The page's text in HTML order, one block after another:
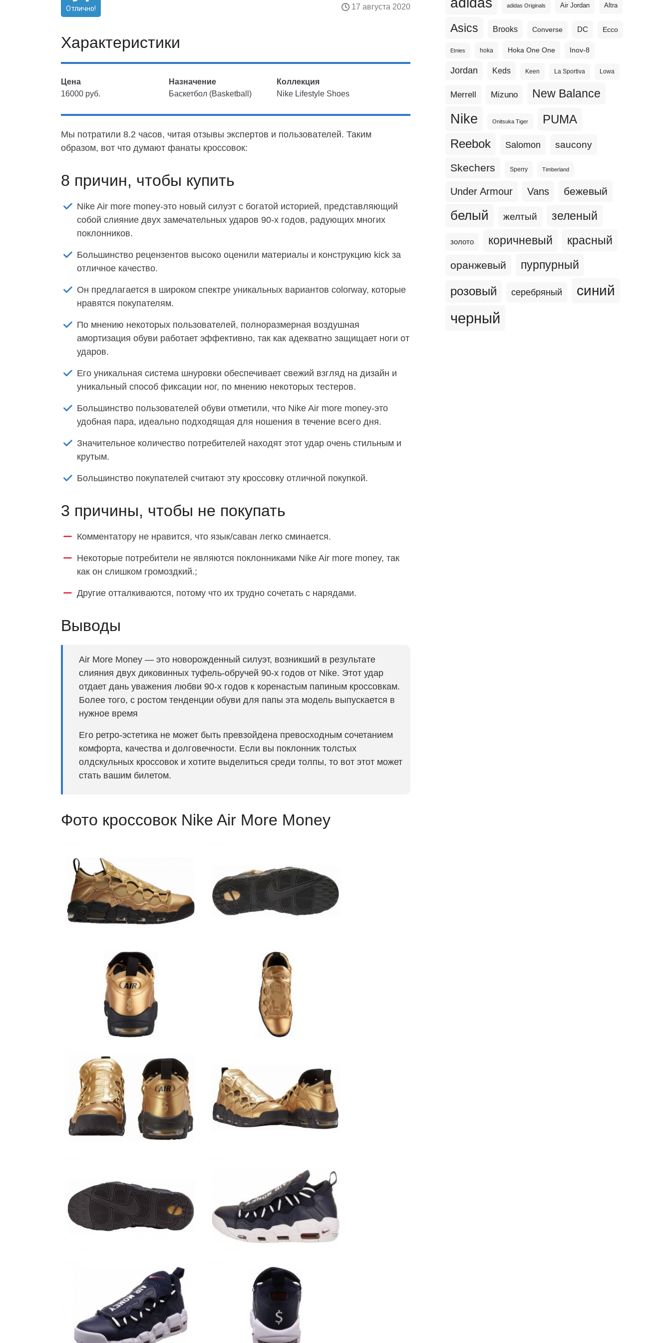
Отлично! 17 августа 2020
Характеристики
Цена
16000 руб.
Назначение
Баскетбол (Basketball)
Коллекция
Nike Lifestyle Shoes
Мы потратили 8.2 часов, читая отзывы экспертов и пользователей. Таким
образом, вот что думают фанаты кроссовок:
8 причин, чтобы купить
Nike Air more money-это новый силуэт с богатой историей, представляющий
собой слияние двух замечательных ударов 90-х годов, радующих многих
поклонников.
Большинство рецензентов высоко оценили материалы и конструкцию kick за
отличное качество.
Он предлагается в широком спектре уникальных вариантов colorway, которые
нравятся покупателям.
По мнению некоторых пользователей, полноразмерная воздушная
амортизация обуви работает эффективно, так как адекватно защищает ноги от
ударов.
Его уникальная система шнуровки обеспечивает свежий взгляд на дизайн и
уникальный способ фиксации ног, по мнению некоторых тестеров.
Большинство пользователей обуви отметили, что Nike Air more money-это
удобная пара, идеально подходящая для ношения в течение всего дня.
Значительное количество потребителей находят этот удар очень стильным и
крутым.
Большинство покупателей считают эту кроссовку отличной покупкой.
3 причины, чтобы не покупать
Комментатору не нравится, что язык/саван легко сминается.
Некоторые потребители не являются поклонниками Nike Air more money, так
как он слишком громоздкий.;
Другие отталкиваются, потому что их трудно сочетать с нарядами.
Выводы
Air More Money — это новорожденный силуэт, возникший в результате
слияния двух диковинных туфель-обручей 90-х годов от Nike. Этот удар
отдает дань уважения любви 90-х годов к коренастым папиным кроссовкам.
Более того, с ростом тенденции обуви для папы эта модель выпускается в
нужное время
Его ретро-эстетика не может быть превзойдена превосходным сочетанием
комфорта, качества и долговечности. Если вы поклонник толстых
олдскульных кроссовок и хотите выделиться среди толпы, то вот этот может
стать вашим билетом.
Фото кроссовок Nike Air More Money
adidas Originals Air Jordan Altra
Asics Brooks Converse DC Ecco
Etnies hoka Hoka One One Inov-8
Jordan Keds Keen La Sportiva Lowa
Merrell Mizuno New Balance
Nike Onitsuka Tiger PUMA
Reebok Salomon saucony
Skechers Sperry Timberland
Under Armour Vans бежевый
белый желтый зеленый
золото коричневый красный
оранжевый пурпурный
розовый серебряный синий
черный